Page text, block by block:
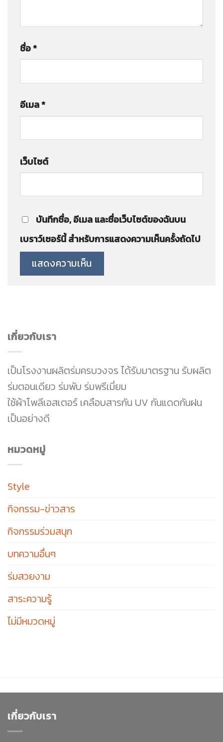
เกี่ยวกับเรา
เป็นโรงงานผลิตร่มครบวงจร ได้รับมาตรฐาน รับผลิต
ร่มตอนเดียว ร่มพับ ร่มพรีเมี่ยม
ใช้ผ้าโพลีเอสเตอร์ เคลือบสารกัน UV กันแดดกันฝน
เป็นอย่างดี
หมวดหมู่
Style
กิจกรรม-ข่าวสาร
กิจกรรมร่วมสนุก
บทความอื่นๆ
ร่มสวยงาม
สาระความรู้
ไม่มีหมวดหมู่
ชื่อ*
อีเมล*
เว็บไซต์
บันทึกชื่อ, อีเมล และชื่อเว็บไซต์ของฉันบน
เบราว์เซอร์นี้ สำหรับการแสดงความเห็นครั้งถัดไป
เกี่ยวกับเรา